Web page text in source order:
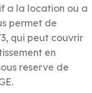
a la location ou a
permet de
qui peut couvrir
en
reserve de